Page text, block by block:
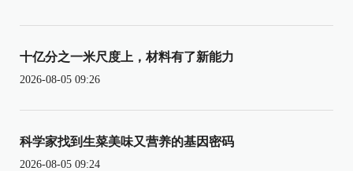
十亿分之一米尺度上，材料有了新能力
2026-08-05 09:26
科学家找到生菜美味又营养的基因密码
2026-08-05 09:24